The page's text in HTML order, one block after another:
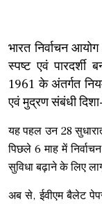
भारत निर्वाचन
स्पष्ट एवं पारदर्शी
1961 के अंतर्गत
एवं मुद्रण संबंधी
यह पहल उन 28
पिछले 6 माह में
सुविधा बढ़ाने के लिए
अब से, ईवीएम बैलेट